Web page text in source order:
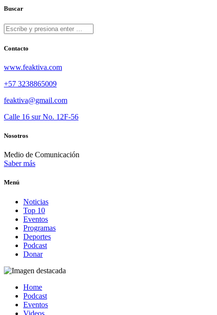
Buscar
Contacto
www.feaktiva.com
+57 3238865009
feaktiva@gmail.com
Calle 16 sur No. 12F-56
Nosotros
Medio de Comunicación
Saber más
Menú
Noticias
Top 10
Eventos
Programas
Deportes
Podcast
Donar
Home
Podcast
Eventos
Videos